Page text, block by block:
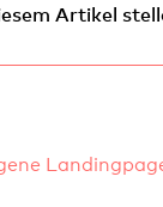
Artikel